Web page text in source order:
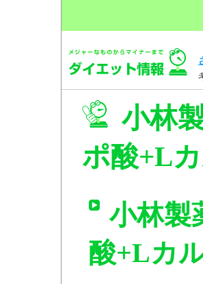
小林
ポ酸+L
小林製
酸+Lカ